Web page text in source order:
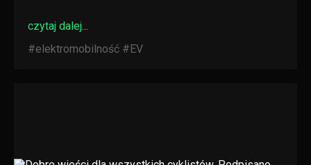
czytaj dalej...
#elektromobilność #EV